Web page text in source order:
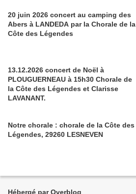
20 juin 2026 concert au camping des
Abers à LANDEDA par la Chorale de la
Côte des Légendes
13.12.2026 concert de Noël à
PLOUGUERNEAU à 15h30 Chorale de
la Côte des Légendes et Clarisse
LAVANANT.
Notre chorale : chorale de la Côte des
Légendes, 29260 LESNEVEN
Hébergé par Overblog